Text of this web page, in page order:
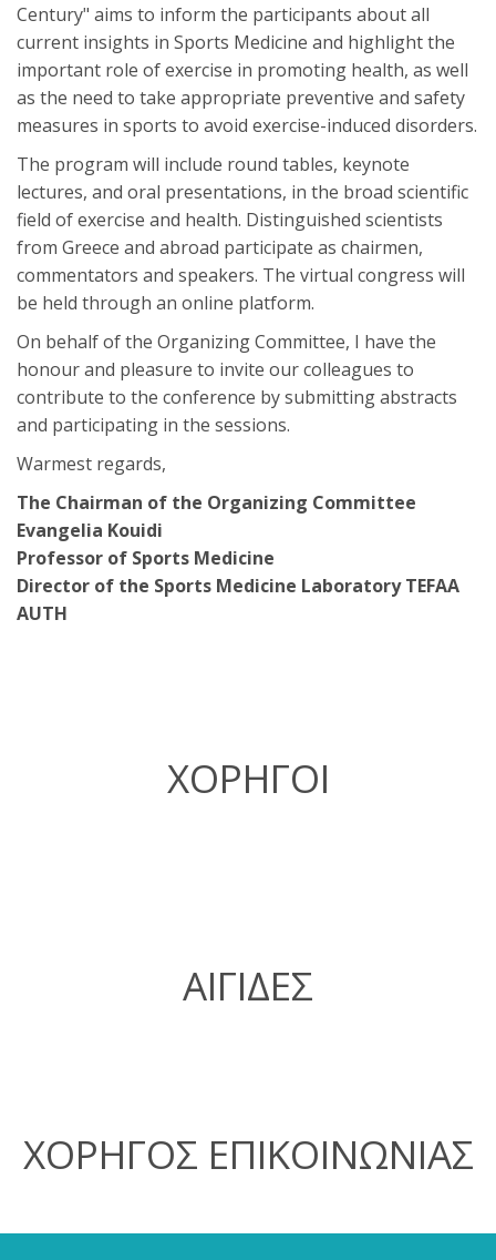
Century" aims to inform the participants about all
current insights in Sports Medicine and highlight the
important role of exercise in promoting health, as well
as the need to take appropriate preventive and safety
measures in sports to avoid exercise-induced disorders.
The program will include round tables, keynote
lectures, and oral presentations, in the broad scientific
field of exercise and health. Distinguished scientists
from Greece and abroad participate as chairmen,
commentators and speakers. The virtual congress will
be held through an online platform.
On behalf of the Organizing Committee, I have the
honour and pleasure to invite our colleagues to
contribute to the conference by submitting abstracts
and participating in the sessions.
Warmest regards,
The Chairman of the Organizing Committee
Evangelia Kouidi
Professor of Sports Medicine
Director of the Sports Medicine Laboratory TEFAA
AUTH
ΧΟΡΗΓΟΙ
ΑΙΓΙΔΕΣ
ΧΟΡΗΓΟΣ ΕΠΙΚΟΙΝΩΝΙΑΣ